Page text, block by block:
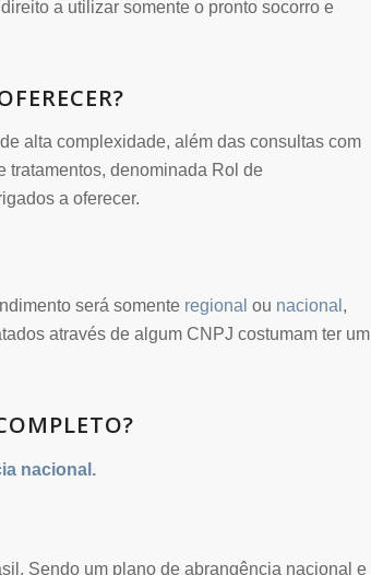
a utilizar somente o pronto socorro e
alta complexidade, além das consultas com
tratamentos, denominada Rol de
a oferecer.
será somente regional ou nacional ,
através de algum CNPJ costumam ter um
nacional.
Sendo um plano de abrangência nacional e